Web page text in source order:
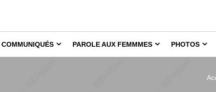
COMMUNIQUÉS PAROLE AUX FEMMMES PHOTOS